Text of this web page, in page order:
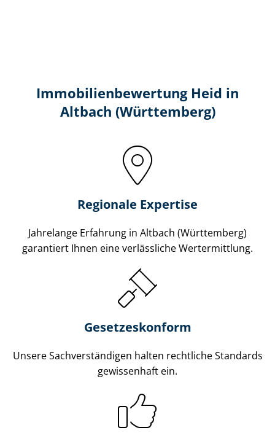
Immobilien­bewertung Heid in
Altbach (Württemberg)
Regionale Expertise
Jahrelange Erfahrung in Altbach (Württemberg)
garantiert Ihnen eine verlässliche Wertermittlung.
Gesetzes­konform
Unsere Sach­ver­stän­di­gen halten rechtliche Standards
gewissenhaft ein.